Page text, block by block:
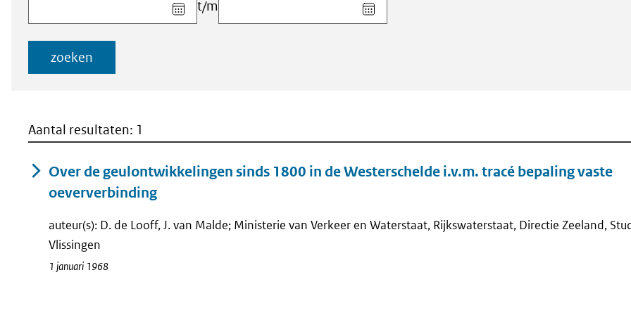
datum
t/m
datum
zoeken
Aantal resultaten: 1
Over de geulontwikkelingen sinds 1800 in de Westerschelde i.v.m. tracé bepaling vaste
oeververbinding
auteur(s): D. de Looff, J. van Malde; Ministerie van Verkeer en Waterstaat, Rijkswaterstaat, Directie Zeeland,
Vlissingen
1 januari 1968